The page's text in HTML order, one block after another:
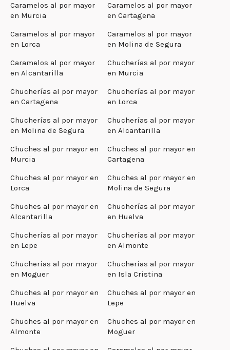
Caramelos al por mayor
en Murcia
Caramelos al por mayor
en Cartagena
Caramelos al por mayor
en Lorca
Caramelos al por mayor
en Molina de Segura
Caramelos al por mayor
en Alcantarilla
Chucherías al por mayor
en Murcia
Chucherías al por mayor
en Cartagena
Chucherías al por mayor
en Lorca
Chucherías al por mayor
en Molina de Segura
Chucherías al por mayor
en Alcantarilla
Chuches al por mayor en
Murcia
Chuches al por mayor en
Cartagena
Chuches al por mayor en
Lorca
Chuches al por mayor en
Molina de Segura
Chuches al por mayor en
Alcantarilla
Chucherías al por mayor
en Huelva
Chucherías al por mayor
en Lepe
Chucherías al por mayor
en Almonte
Chucherías al por mayor
en Moguer
Chucherías al por mayor
en Isla Cristina
Chuches al por mayor en
Huelva
Chuches al por mayor en
Lepe
Chuches al por mayor en
Almonte
Chuches al por mayor en
Moguer